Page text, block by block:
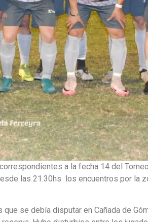
a la fecha 14 del
las 21.30hs los encuentros por la
se debía disputar en Cañada de